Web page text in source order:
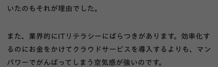
いたのもそれが理由でした。
また、業界的にITリテラシーにばらつきがあります。効率化す
るのにお金をかけてクラウドサービスを導入するよりも、マン
パワーでがんばってしまう空気感が強いのです。